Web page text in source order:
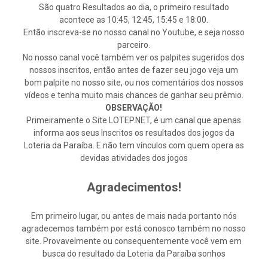
São quatro Resultados ao dia, o primeiro resultado
acontece as 10:45, 12:45, 15:45 e 18:00.
Então inscreva-se no nosso canal no Youtube, e seja nosso
parceiro.
No nosso canal você também ver os palpites sugeridos dos
nossos inscritos, então antes de fazer seu jogo veja um
bom palpite no nosso site, ou nos comentários dos nossos
vídeos e tenha muito mais chances de ganhar seu prêmio.
OBSERVAÇÃO!
Primeiramente o Site LOTEP.NET, é um canal que apenas
informa aos seus Inscritos os resultados dos jogos da
Loteria da Paraíba. E não tem vínculos com quem opera as
devidas atividades dos jogos
Agradecimentos!
Em primeiro lugar, ou antes de mais nada portanto nós
agradecemos também por está conosco também no nosso
site. Provavelmente ou consequentemente você vem em
busca do resultado da Loteria da Paraíba sonhos